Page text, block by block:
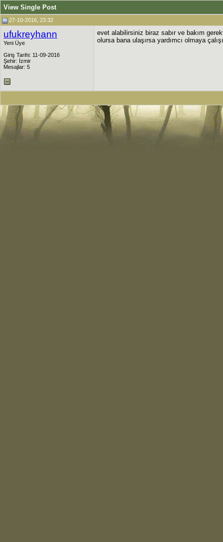
View Single Post
27-10-2016, 23:32
ufukreyhann
Yeni Üye
Giriş Tarihi: 11-09-2016
Şehir: İzmir
Mesajlar: 5
evet alabilirsiniz biraz sabır ve bakım
olursa bana ulaşırsa yardımcı olmaya